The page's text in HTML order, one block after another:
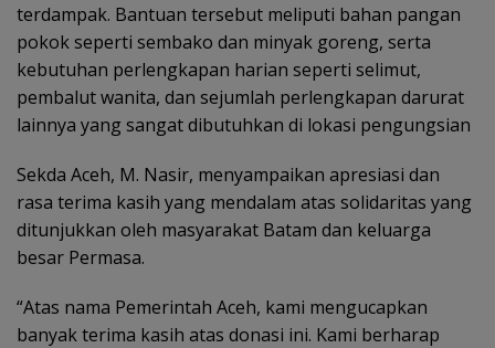
terdampak. Bantuan tersebut meliputi bahan pangan
pokok seperti sembako dan minyak goreng, serta
kebutuhan perlengkapan harian seperti selimut,
pembalut wanita, dan sejumlah perlengkapan darurat
lainnya yang sangat dibutuhkan di lokasi pengungsian
Sekda Aceh, M. Nasir, menyampaikan apresiasi dan
rasa terima kasih yang mendalam atas solidaritas yang
ditunjukkan oleh masyarakat Batam dan keluarga
besar Permasa.
“Atas nama Pemerintah Aceh, kami mengucapkan
banyak terima kasih atas donasi ini. Kami berharap